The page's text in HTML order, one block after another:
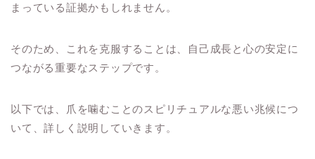
まっている証拠かもしれません。
そのため、これを克服することは、自己成長と心の安定に
つながる重要なステップです。
以下では、爪を噛むことのスピリチュアルな悪い兆候につ
いて、詳しく説明していきます。